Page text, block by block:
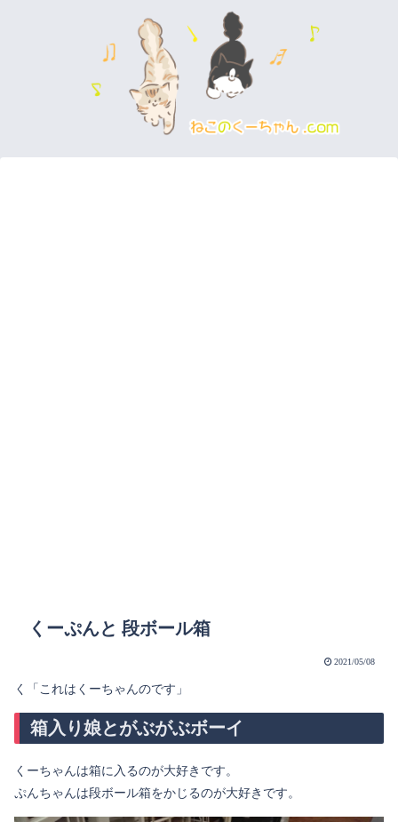
くーぷんと 段ボール箱
2021/05/08
く「これはくーちゃんのです」
箱入り娘とがぶがぶボーイ
くーちゃんは箱に入るのが大好きです。
ぷんちゃんは段ボール箱をかじるのが大好きです。